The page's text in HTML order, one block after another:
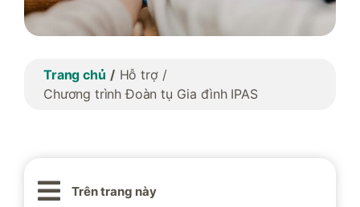
Trang chủ
Hỗ trợ
Chương trình Đoàn tụ Gia đình IPAS
Trên trang này